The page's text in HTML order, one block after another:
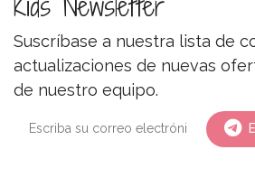
Suscríbase a nuestra lista de
actualizaciones de nuevas
de nuestro equipo.